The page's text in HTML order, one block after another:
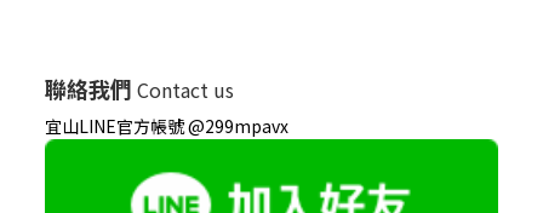
聯絡我們 Contact us
宜山LINE官方帳號 @299mpavx